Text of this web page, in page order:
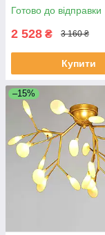
Готово до відправки
2 528 ₴ 3 160 ₴
Купити
–15%